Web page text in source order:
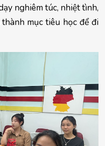
nghiêm túc, nhiệt tình,
mục tiêu học để đi